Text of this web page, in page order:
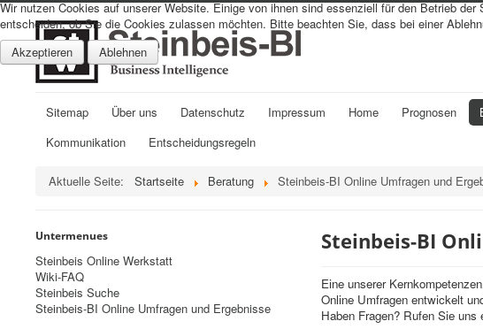
Sitemap Über uns Datenschutz Impressum Home Prognosen
Kommunikation
Entscheidungsregeln
Aktuelle Seite: Startseite Beratung Steinbeis-BI Online Umfragen und
Untermenues
Steinbeis Online Werkstatt
Wiki-FAQ
Steinbeis Suche
Steinbeis-BI Online Umfragen und Ergebnisse
Steinbeis-BI
Eine unserer
Online Umfragen entwickelt
Haben Fragen? Rufen Sie uns
Wir nutzen Cookies auf unserer Website. Einige von ihnen sind essenziell für den Betrieb
entscheiden, ob Sie die Cookies zulassen möchten. Bitte beachten Sie, dass bei einer
Akzeptieren
Ablehnen